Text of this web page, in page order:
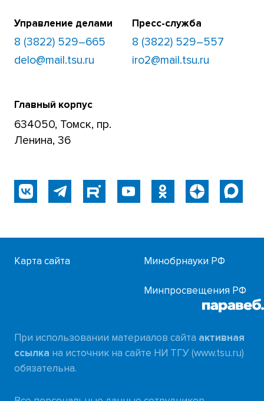
Управление делами
8 (3822) 529–665
delo@mail.tsu.ru
Пресс-служба
8 (3822) 529–557
iro2@mail.tsu.ru
Главный корпус
634050, Томск, пр.
Ленина, 36
Карта сайта Минобрнауки РФ
Минпросвещения РФ
При использовании материалов сайта активная
ссылка на источник на сайте НИ ТГУ (www.tsu.ru)
обязательна.